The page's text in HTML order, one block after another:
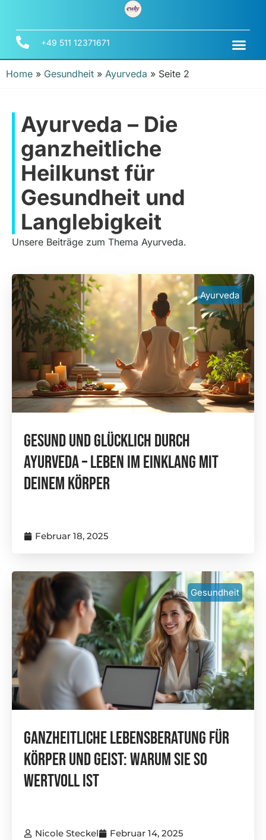
+49 511 12371671
Home » Gesundheit » Ayurveda » Seite 2
Ayurveda – Die
ganzheitliche
Heilkunst für
Gesundheit und
Langlebigkeit
Unsere Beiträge zum Thema Ayurveda.
Ayurveda
Gesund Und Glücklich Durch
Ayurveda – Leben Im Einklang Mit
Deinem Körper
Februar 18, 2025
Gesundheit
Ganzheitliche Lebensberatung Für
Körper Und Geist: Warum Sie So
Wertvoll Ist
Nicole Steckel Februar 14, 2025